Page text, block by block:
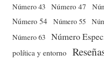
Número 43 Número 47
Número 54 Número 55
Número 63 Número
política y entorno